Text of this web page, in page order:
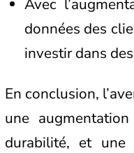
Avec
données des
investir dans
En conclusion,
une
durabilité, et une